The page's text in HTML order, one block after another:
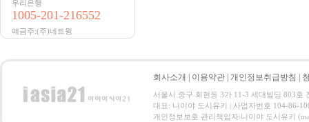
우리은행
1005-201-216552
예금주:(주)네트윙
회사소개 이용약관 개인정보취급방침
서울시 중구 회현동 3가 11-3 세대빌딩 803호
대표: 니이야 도시유키 | 사업자번호 104-86-
개인정보보호 관리책임자:니이야 도시유키